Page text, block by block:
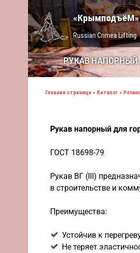
Russian Crimea Lifting
РУКАВ НАПОРНЫЙ
Главная страница » Каталог »
Рукав напорный для
ГОСТ 18698-79
Рукав ВГ (III)
в строительстве и
Преимущества:
Устойчив к
Не теряет